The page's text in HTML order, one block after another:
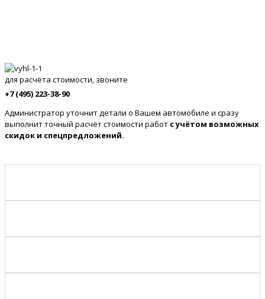
для расчёта стоимости, звоните
+7 (495) 223-38-90
Администратор уточнит детали о Вашем автомобиле и сразу
выполнит точный расчёт стоимости работ с учётом возможных
скидок и спецпредложений.